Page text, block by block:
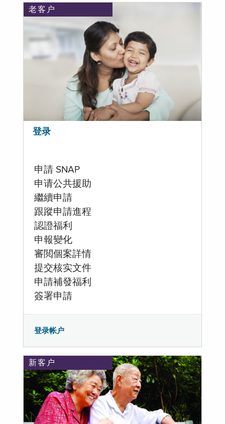
老客户
登录
申請 SNAP
申请公共援助
繼續申請
跟蹤申請進程
認證福利
申報變化
審閲個案詳情
提交核实文件
申請補發福利
簽署申請
登录帐户
新客户